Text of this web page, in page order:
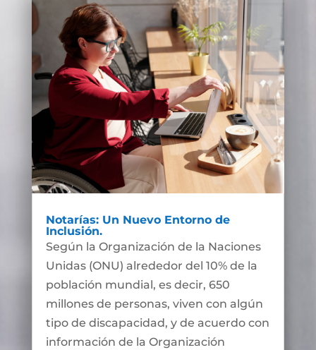
Notarías: Un Nuevo Entorno de
Inclusión.
Según la Organización de la Naciones
Unidas (ONU) alrededor del 10% de la
población mundial, es decir, 650
millones de personas, viven con algún
tipo de discapacidad, y de acuerdo con
información de la Organización